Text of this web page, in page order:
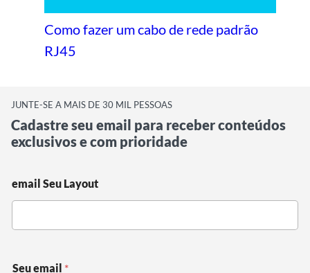
Como fazer um cabo de rede padrão
RJ45
JUNTE-SE A MAIS DE 30 MIL PESSOAS
Cadastre seu email para receber conteúdos
exclusivos e com prioridade
email Seu Layout
Seu email *